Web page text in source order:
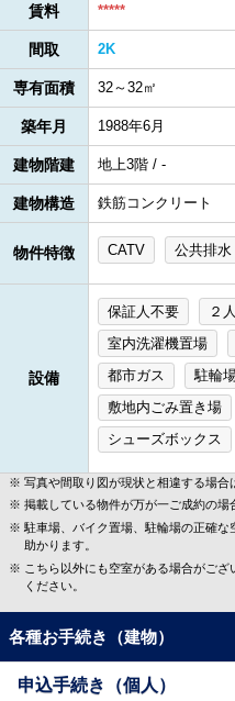
賃料 *****
間取 2K
専有面積 32～32㎡
築年月 1988年6月
建物階建 地上3階 / -
建物構造 鉄筋コンクリート
物件特徴 CATV 公共排水
設備
保証人不要 ２
室内洗濯機置場
都市ガス
駐輪
敷地内ごみ置き場
シューズボックス
写真や間取り図が現状と相違する場合
掲載している物件が万が一ご成約の場
駐車場、バイク置場、駐輪場の正確
助かります。
こちら以外にも空室がある場合がご
ください。
各種お手続き（建物）
申込手続き（個人）